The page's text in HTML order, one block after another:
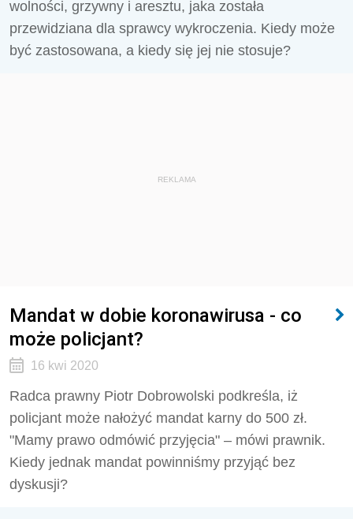
wolności, grzywny i aresztu, jaka została
przewidziana dla sprawcy wykroczenia. Kiedy może
być zastosowana, a kiedy się jej nie stosuje?
REKLAMA
Mandat w dobie koronawirusa - co
może policjant?
16 kwi 2020
Radca prawny Piotr Dobrowolski podkreśla, iż
policjant może nałożyć mandat karny do 500 zł.
"Mamy prawo odmówić przyjęcia" – mówi prawnik.
Kiedy jednak mandat powinniśmy przyjąć bez
dyskusji?